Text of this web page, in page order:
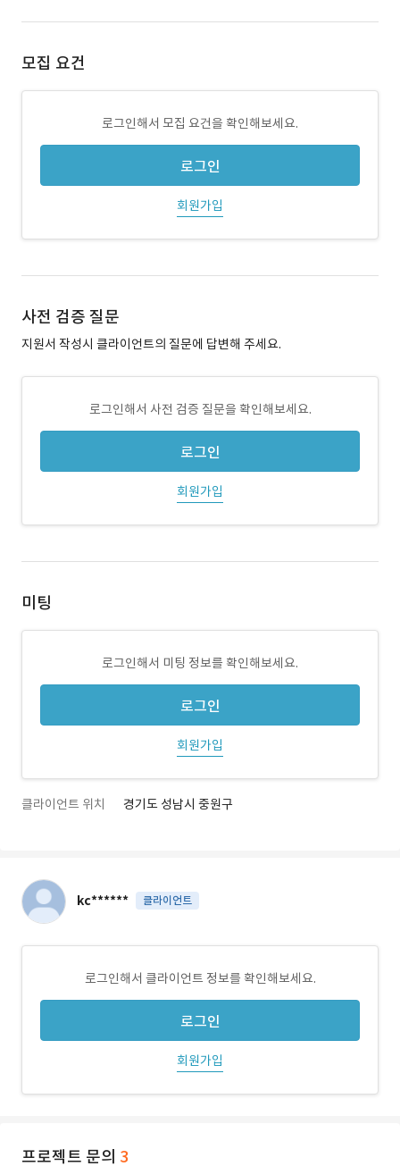
모집 요건
로그인해서 모집 요건을 확인해보세요.
로그인
회원가입
사전 검증 질문
지원서 작성시 클라이언트의 질문에 답변해 주세요.
로그인해서 사전 검증 질문을 확인해보세요.
로그인
회원가입
미팅
로그인해서 미팅 정보를 확인해보세요.
로그인
회원가입
클라이언트 위치 경기도 성남시 중원구
kc****** 클라이언트
로그인해서 클라이언트 정보를 확인해보세요.
로그인
회원가입
프로젝트 문의 3